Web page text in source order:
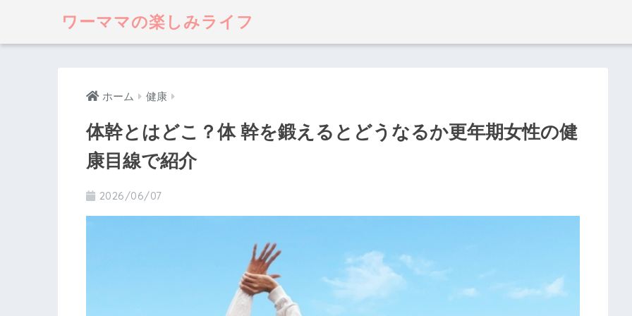
ワーママの楽しみライフ
ホーム 健康
体幹とはどこ？体 幹を鍛えるとどうなるか更年期女性の健
康目線で紹介
2026/06/07